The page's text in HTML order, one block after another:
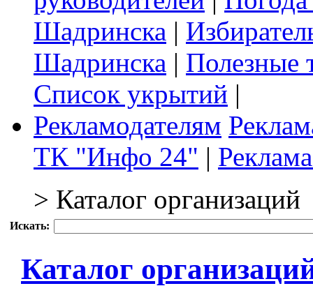
Шадринска |
Шадринска | Полезные
Список укрытий |
Рекламодателям
ТК "Инфо 24" |
> Каталог организаций
Искать:
Каталог